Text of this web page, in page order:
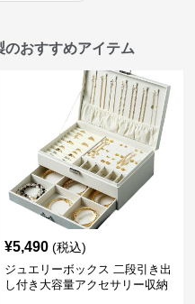
おすすめアイテム
¥5,490 (税込)
ジュエリーボックス 二段引き出
し付き大容量アクセサリー収納